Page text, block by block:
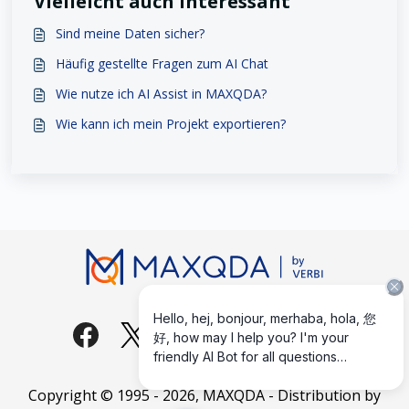
Sind meine Daten sicher?
Häufig gestellte Fragen zum AI Chat
Wie nutze ich AI Assist in MAXQDA?
Wie kann ich mein Projekt exportieren?
Copyright © 1995 -2026, MAXQDA - Distribution by